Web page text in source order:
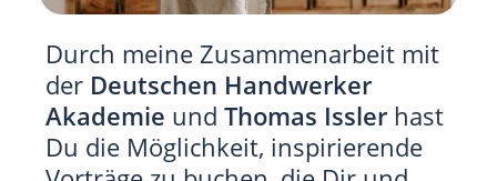
Durch meine Zusammenarbeit mit
der Deutschen Handwerker
Akademie und Thomas Issler hast
Du die Möglichkeit, inspirierende